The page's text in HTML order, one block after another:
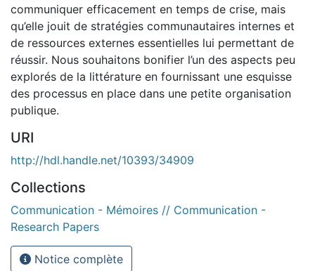
communiquer efficacement en temps de crise, mais
qu’elle jouit de stratégies communautaires internes et
de ressources externes essentielles lui permettant de
réussir. Nous souhaitons bonifier l’un des aspects peu
explorés de la littérature en fournissant une esquisse
des processus en place dans une petite organisation
publique.
URI
http://hdl.handle.net/10393/34909
Collections
Communication - Mémoires // Communication -
Research Papers
Notice complète